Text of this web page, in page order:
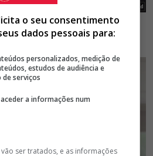
o seu consentimento
dados pessoais para:
personalizados, medição de
estudos de audiência e
serviços
a informações num
ser tratados, e as informações